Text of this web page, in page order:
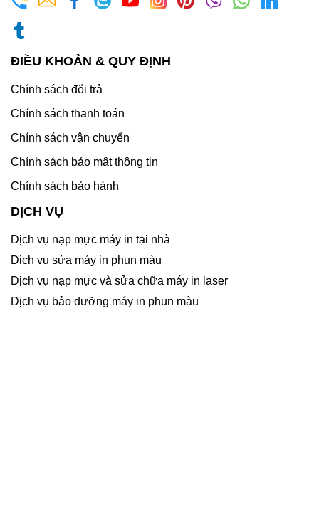
ĐIỀU KHOẢN & QUY ĐỊNH
Chính sách đổi trả
Chính sách thanh toán
Chính sách vận chuyển
Chính sách bảo mật thông tin
Chính sách bảo hành
DỊCH VỤ
Dịch vụ nạp mực máy in tại nhà
Dịch vụ sửa máy in phun màu
Dịch vụ nạp mực và sửa chữa máy in laser
Dịch vụ bảo dưỡng máy in phun màu